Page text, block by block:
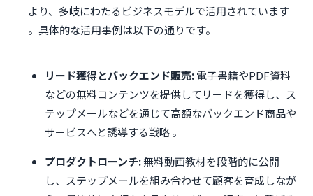
より、多岐にわたるビジネスモデルで活用されています
。具体的な活用事例は以下の通りです。
リード獲得とバックエンド販売:電子書籍やPDF資料
などの無料コンテンツを提供してリードを獲得し、ス
テップメールなどを通じて高額なバックエンド商品や
サービスへと誘導する戦略 。
プロダクトローンチ:無料動画教材を段階的に公開
し、ステップメールを組み合わせて顧客を育成しなが